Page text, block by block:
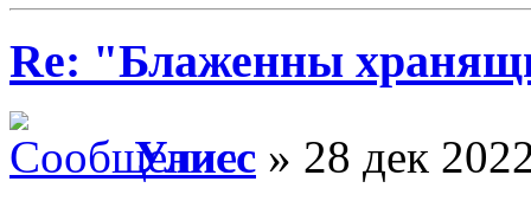
Re: "Блаженны
Улисс » 28 дек